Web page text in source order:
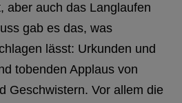
aber auch das Langlaufen
gab es das, was
lässt: Urkunden und
tobenden Applaus von
Geschwistern. Vor allem die